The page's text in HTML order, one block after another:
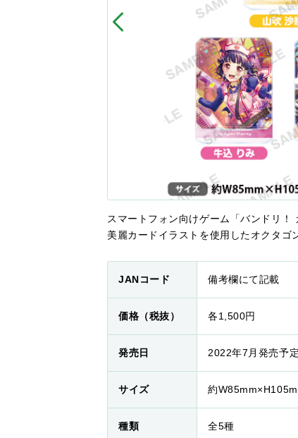
スマートフォン向けゲーム「バンドリ！
美麗カードイラストを使用したオクタゴ
JANコード 備考欄にて記載
価格（税抜） 各1,500円
発売日 2022年7月発売予定
サイズ 約
種類 全5種